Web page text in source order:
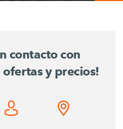
contacto con
y precios!